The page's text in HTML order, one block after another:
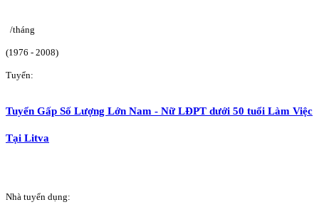
/tháng
(1976 - 2008)
Tuyển:
Tuyển Gấp Số Lượng Lớn Nam - Nữ LĐPT dưới 50 tuổi Làm Việc
Tại Litva
Nhà tuyển dụng: